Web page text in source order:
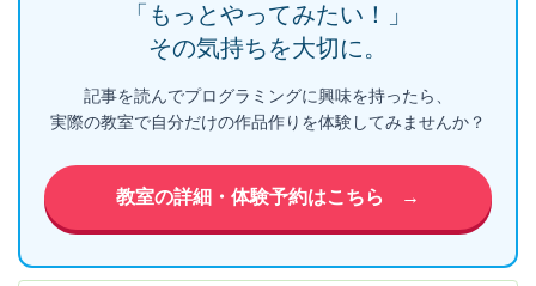
「もっとやってみたい！」
その気持ちを大切に。
記事を読んでプログラミングに興味を持ったら、
実際の教室で自分だけの作品作りを体験してみませんか？
教室の詳細・体験予約はこちら →